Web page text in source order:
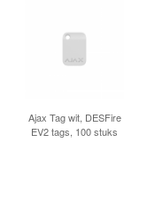
Ajax Tag wit, DESFire
EV2 tags, 100 stuks